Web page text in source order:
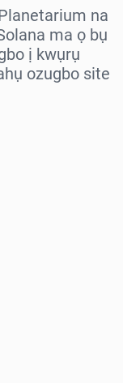
na
ma ọ bụ
ị kwụrụ
ozugbo site